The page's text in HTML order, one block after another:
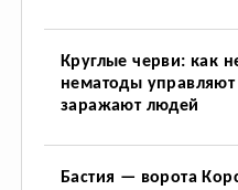
Круглые черви: как
нематоды
заражают людей
Бастия — ворота